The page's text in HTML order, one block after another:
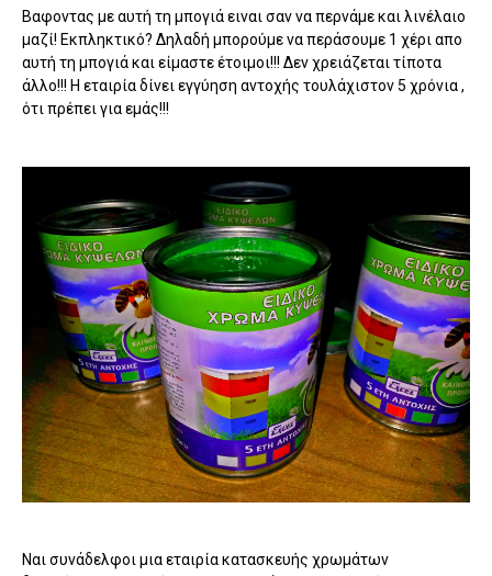
Βαφοντας με αυτή τη μπογιά ειναι σαν να περνάμε και λινέλαιο
μαζί! Εκπληκτικό? Δηλαδή μπορούμε να περάσουμε 1 χέρι απο
αυτή τη μπογιά και είμαστε έτοιμοι!!! Δεν χρειάζεται τίποτα
άλλο!!! Η εταιρία δίνει εγγύηση αντοχής τουλάχιστον 5 χρόνια ,
ότι πρέπει για εμάς!!!
Ναι συνάδελφοι μια εταιρία κατασκευής χρωμάτων